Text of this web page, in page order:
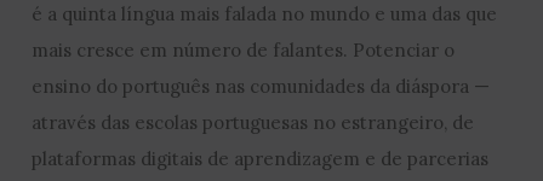
é a quinta língua mais falada no mundo e uma das que
mais cresce em número de falantes. Potenciar o
ensino do português nas comunidades da diáspora —
através das escolas portuguesas no estrangeiro, de
plataformas digitais de aprendizagem e de parcerias